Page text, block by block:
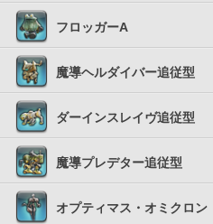
フロッガーA
魔導ヘルダイバー追従型
ダーインスレイヴ追従型
魔導プレデター追従型
オプティマス・オミクロン